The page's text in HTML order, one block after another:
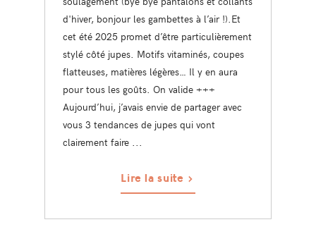
d'hiver, bonjour les gambettes à l’air !).Et
cet été 2025 promet d’être particulièrement
stylé côté jupes. Motifs vitaminés, coupes
flatteuses, matières légères… Il y en aura
pour tous les goûts. On valide +++
Aujourd’hui, j’avais envie de partager avec
vous 3 tendances de jupes qui vont
clairement faire ...
Lire la suite